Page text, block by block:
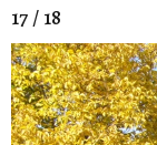
17 / 18